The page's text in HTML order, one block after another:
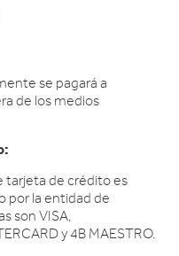
se pagará a
de los medios
tarjeta de crédito es
por la entidad de
son VISA,
y 4B MAESTRO.